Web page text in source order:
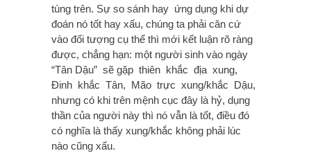
tùng trên. Sự so sánh hay ứng dụng khi dự
đoán nó tốt hay xấu, chúng ta phải căn cứ
vào đối tượng cụ thể thì mới kết luận rõ ràng
được, chẳng hạn: một người sinh vào ngày
“Tân Dậu” sẽ gặp thiên khắc địa xung,
Đinh khắc Tân, Mão trực xung/khắc Dậu,
nhưng có khi trên mệnh cục đây là hỷ, dụng
thần của người này thì nó vẫn là tốt, điều đó
có nghĩa là thấy xung/khắc không phải lúc
nào cũng xấu.